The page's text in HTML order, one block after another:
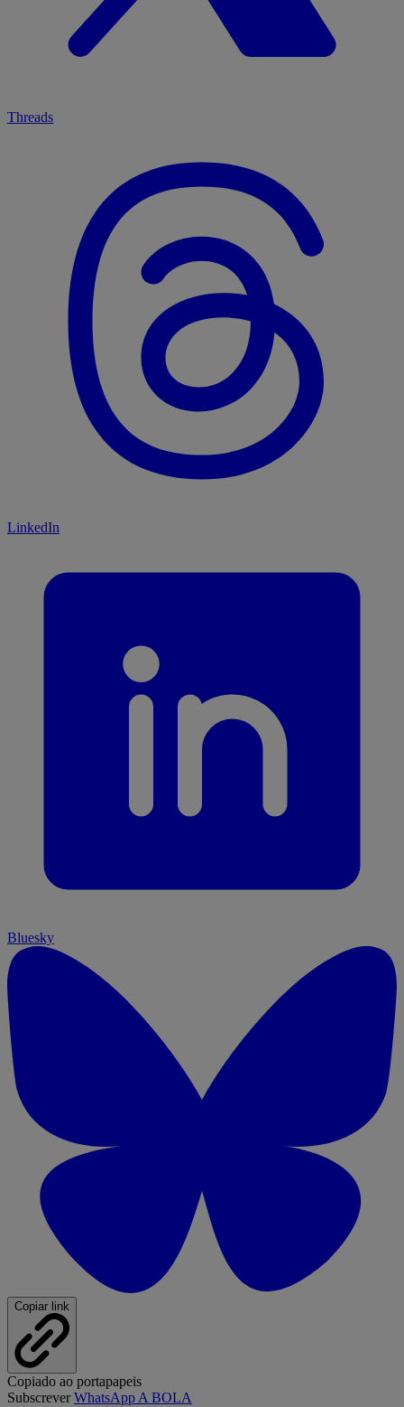
Threads
LinkedIn
Bluesky
Copiar link
Copiado ao portapapeis
SubscreverWhatsApp A BOLA